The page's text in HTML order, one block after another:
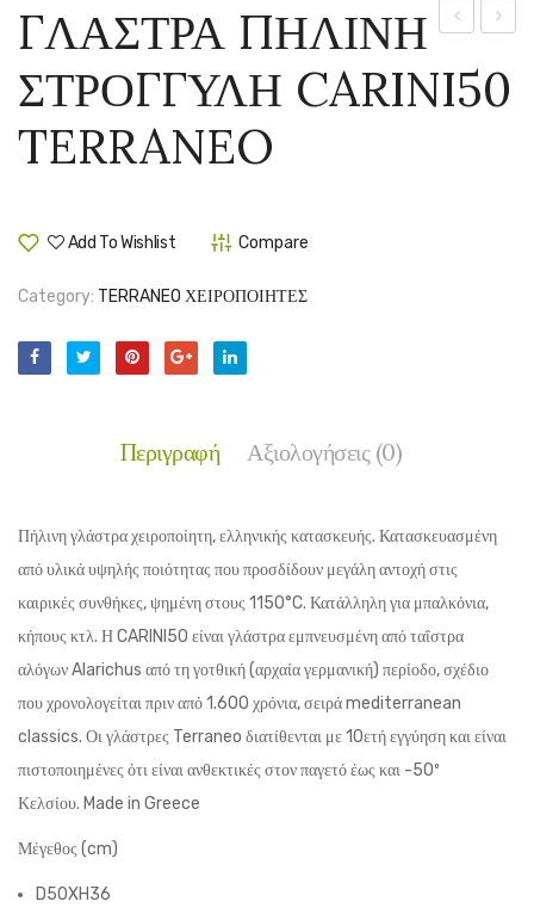
CENGIO57
ΓΛΑΣΤΡΑ ΠΗΛΙΝΗ
ΣΤΡΟΓΓΥΛΗ CARINI50
TERRANEO
Add To Wishlist Compare
Category: TERRANEO ΧΕΙΡΟΠΟΙΗΤΕΣ
Περιγραφή Αξιολογήσεις (0)
Πήλινη γλάστρα χειροποίητη, ελληνικής κατασκευής. Κατασκευασμένη
από υλικά υψηλής ποιότητας που προσδίδουν μεγάλη αντοχή στις
καιρικές συνθήκες, ψημένη στους 1150°C. Κατάλληλη για μπαλκόνια,
κήπους κτλ. Η CARINI50 είναιγλάστρα εμπνευσμένη απόταΐστρα
αλόγων Alarichus από τη γοτθική (αρχαία γερμανική) περίοδο, σχέδιο
που χρονολογείται πριν από 1.600 χρόνια, σειρά mediterranean
classics. Οι γλάστρες Terraneo διατίθενται με 10ετή εγγύηση και είναι
πιστοποιημένες ότι είναι ανθεκτικές στον παγετό έως και -50º
Κελσίου. Made in Greece
Μέγεθος (cm)
D50XH36